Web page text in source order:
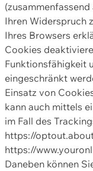
Ihren Widerspruch
Ihres Browsers
Cookies
Funktionsfähigkeit
eingeschränkt
Einsatz von
kann auch mittels
im Fall des
https://
https://
Daneben können